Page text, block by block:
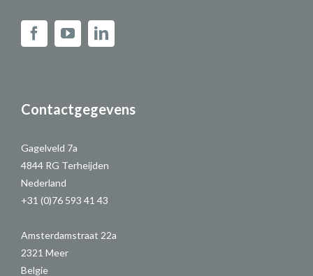
Contactgegevens
Gagelveld 7a
4844 RG Terheijden
Nederland
+31 (0)76 593 41 43
Amsterdamstraat 22a
2321 Meer
Belgie